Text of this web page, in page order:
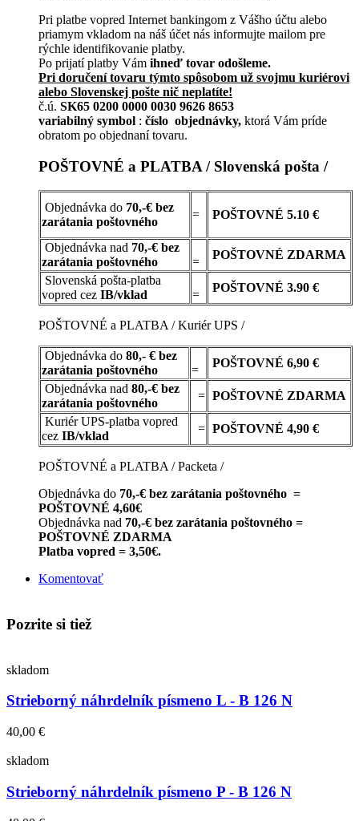
Pri platbe vopred Internet bankingom z Vášho účtu alebo
priamym vkladom na náš účet nás informujte mailom pre
rýchle identifikovanie platby.
Po prijatí platby Vám ihneď tovar odošleme.
Pri doručení tovaru týmto spôsobom už svojmu kuriérovi
alebo Slovenskej pošte nič neplatíte!
č.ú. SK65 0200 0000 0030 9626 8653
variabilný symbol : číslo objednávky, ktorá Vám príde
obratom po objednaní tovaru.
POŠTOVNÉ a PLATBA / Slovenská pošta /
Objednávka do 70,-€ bez
zarátania poštovného
= POŠTOVNÉ 5.10 €
Objednávka nad 70,-€ bez
zarátania poštovného
=
POŠTOVNÉ ZDARMA
Slovenská pošta-platba
vopred cez IB/vklad =
POŠTOVNÉ 3.90 €
POŠTOVNÉ a PLATBA / Kuriér UPS /
Objednávka do 80,- € bez
zarátania poštovného
=
POŠTOVNÉ 6,90 €
Objednávka nad 80,-€ bez
zarátania poštovného
= POŠTOVNÉ ZDARMA
Kuriér UPS-platba vopred
cez IB/vklad
= POŠTOVNÉ 4,90 €
POŠTOVNÉ a PLATBA / Packeta /
Objednávka do 70,-€ bez zarátania poštovného =
POŠTOVNÉ 4,60€
Objednávka nad 70,-€ bez zarátania poštovného =
POŠTOVNÉ ZDARMA
Platba vopred = 3,50€.
Komentovať
Pozrite si tiež
skladom
Strieborný náhrdelník písmeno L - B 126 N
40,00 €
skladom
Strieborný náhrdelník písmeno P - B 126 N